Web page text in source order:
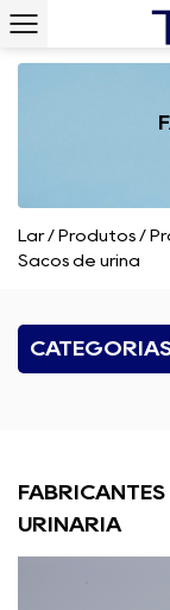
Lar/ Produtos /
Sacos de urina
URINÁRIA